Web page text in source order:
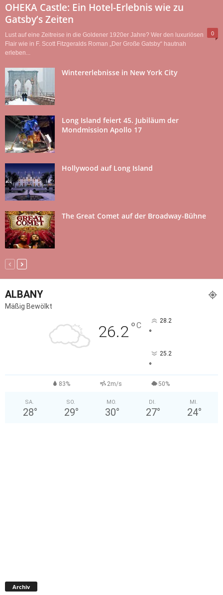
OHEKA Castle: Ein Hotel-Erlebnis wie zu
Gatsby’s Zeiten
0
Lust auf eine Zeitreise in die Goldener 1920er Jahre? Wer den luxuriösen
Flair wie in F. Scott Fitzgeralds Roman „Der Große Gatsby“ hautnah
erleben...
Wintererlebnisse in New York City
Long Island feiert 45. Jubiläum der
Mondmission Apollo 17
Hollywood auf Long Island
The Great Comet auf der Broadway-Bühne
ALBANY
Mäßig Bewölkt
26.2°C 28.2
°
25.2
°
83% 2m/s 50%
SA.
28°
SO.
29°
MO.
30°
DI.
27°
MI.
24°
Archiv